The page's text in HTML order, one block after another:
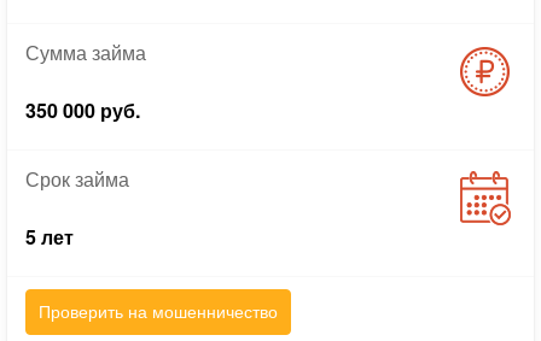
Суммазайма
350 000 руб.
Срокзайма
5 лет
Проверить на мошенничество